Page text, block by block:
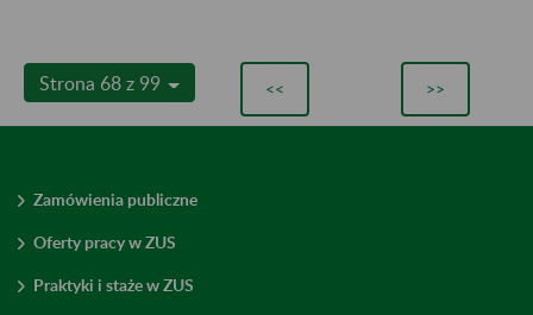
Strona 68 z 99 << >>
Zamówienia publiczne
Oferty pracy w ZUS
Praktyki i staże w ZUS